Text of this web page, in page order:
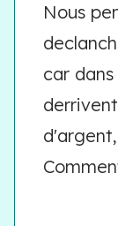
Nous
car